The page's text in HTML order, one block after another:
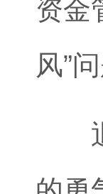
资金
风”
退